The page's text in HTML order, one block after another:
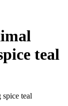
teal
teal